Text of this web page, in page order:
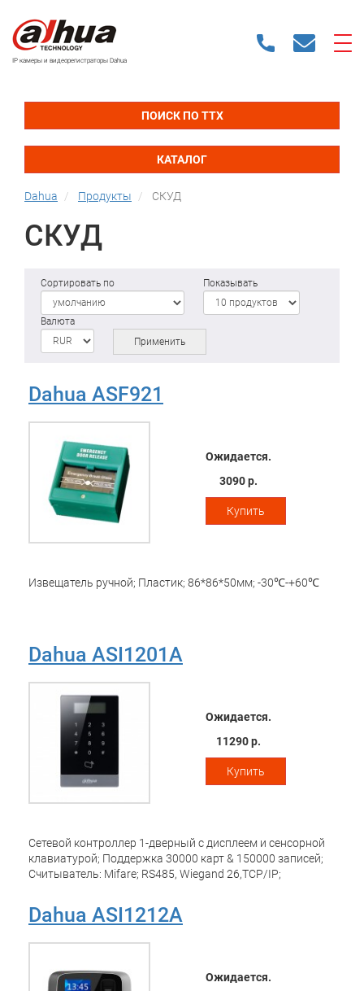
IP камеры и видеорегистраторы Dahua
ПОИСК ПО ТТХ
КАТАЛОГ
Dahua Продукты СКУД
СКУД
Сортировать по Показывать
Валюта
Применить
Dahua ASF921
Извещатель ручной; Пластик; 86*86*50мм; -30℃-+60℃
Ожидается.
3090 р.
Купить
Dahua ASI1201A
Сетевой контроллер 1-дверный с дисплеем и сенсорной
клавиатурой; Поддержка 30000 карт & 150000 записей;
Считыватель: Mifare; RS485, Wiegand 26,TCP/IP;
Ожидается.
11290 р.
Купить
Dahua ASI1212A
Ожидается.